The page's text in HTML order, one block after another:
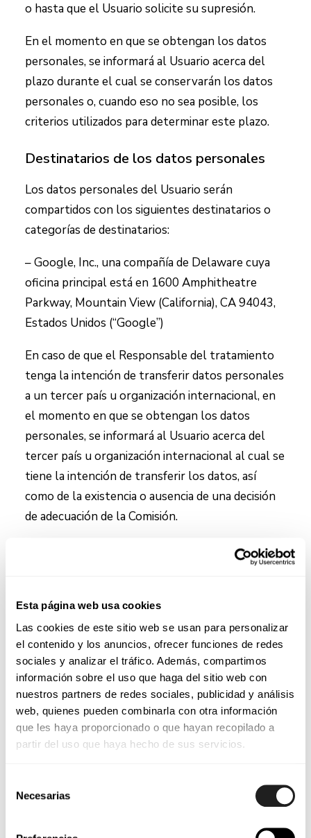
Esta página web usa cookies
Las cookies de este sitio web se usan para personalizar
el contenido y los anuncios, ofrecer funciones de redes
sociales y analizar el tráfico. Además, compartimos
información sobre el uso que haga del sitio web con
nuestros partners de redes sociales, publicidad y análisis
web, quienes pueden combinarla con otra información
que les haya proporcionado o que hayan recopilado a
partir del uso que haya hecho de sus servicios.
Necesarias
o hasta que el Usuario solicite su supresión.
En el momento en que se obtengan los datos
personales, se informará al Usuario acerca del
plazo durante el cual se conservarán los datos
personales o, cuando eso no sea posible, los
criterios utilizados para determinar este plazo.
Destinatarios de los datos personales
Los datos personales del Usuario serán
compartidos con los siguientes destinatarios o
categorías de destinatarios:
– Google, Inc., una compañía de Delaware cuya
oficina principal está en 1600 Amphitheatre
Parkway, Mountain View (California), CA 94043,
Estados Unidos (“Google”)
En caso de que el Responsable del tratamiento
tenga la intención de transferir datos personales
a un tercer país u organización internacional, en
el momento en que se obtengan los datos
personales, se informará al Usuario acerca del
tercer país u organización internacional al cual se
tiene la intención de transferir los datos, así
como de la existencia o ausencia de una decisión
de adecuación de la Comisión.
Datos personales de menores de edad
RGPD y 7 de la Ley Orgánica 3/2018, de 5 de
diciembre, de Protección de Datos Personales y
garantía de los derechos digitales, solo los
mayores de 14 años podrán otorgar su
consentimiento para el tratamiento de sus datos
personales de forma lícita porlles. Si se trata de
un menor de 14 años, será necesario el
consentimiento de los padres o tutores para el